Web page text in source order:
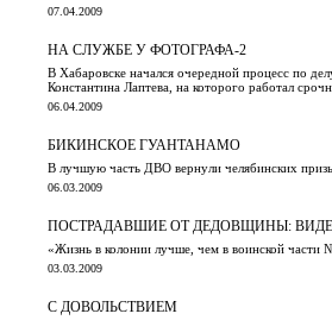
07.04.2009
НА СЛУЖБЕ У ФОТОГРАФА-2
В Хабаровске начался очередной процесс по
Константина Лаптева, на которого работал
06.04.2009
БИКИНСКОЕ ГУАНТАНАМО
В лучшую часть ДВО вернули челябинских
06.03.2009
ПОСТРАДАВШИЕ ОТ ДЕДОВЩИНЫ:
«Жизнь в колонии лучше, чем в воинской
03.03.2009
С ДОВОЛЬСТВИЕМ